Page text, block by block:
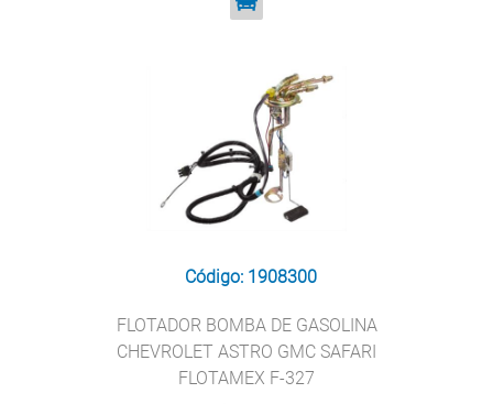
Código: 1908300
FLOTADOR BOMBA DE GASOLINA
CHEVROLET ASTRO GMC SAFARI
FLOTAMEX F-327